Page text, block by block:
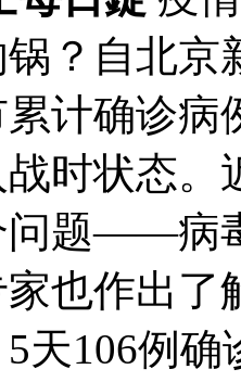
？自北京
计确诊病
时状态。
问题——病
也作出了
天106例